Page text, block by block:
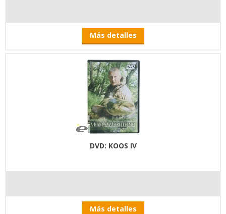
Más detalles
DVD: KOOS IV
Más detalles